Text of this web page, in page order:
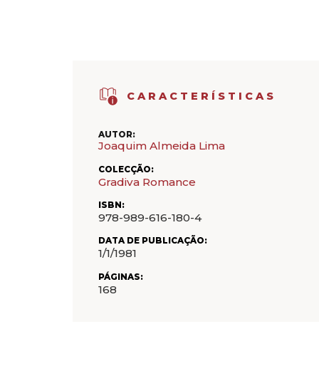
CARACTERÍSTICAS
AUTOR:
Joaquim Almeida Lima
COLECÇÃO:
Gradiva Romance
ISBN:
978-989-616-180-4
DATA DE PUBLICAÇÃO:
1/1/1981
PÁGINAS:
168